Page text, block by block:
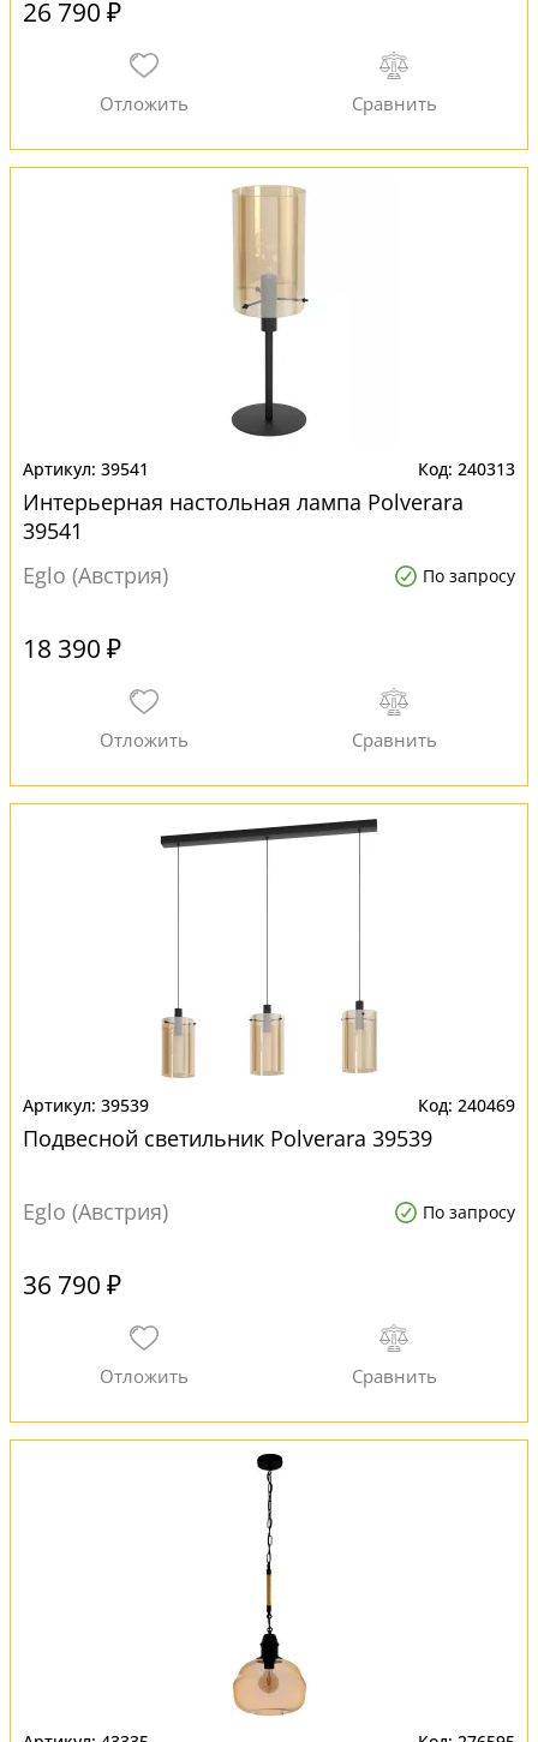
26 790 ₽
39541 240313
Интерьерная настольная лампа Polverara
39541
Eglo (Австрия)
По запросу
18 390 ₽
39539 240469
Подвесной светильник Polverara 39539
Eglo (Австрия) По запросу
36 790 ₽